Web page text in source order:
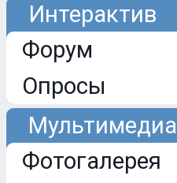
Интерактив
Форум
Опросы
Мультимедиа
Фотогалерея